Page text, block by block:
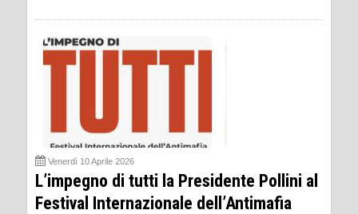
Venerdì 10 Aprile 2026
L’impegno di tutti la Presidente Pollini al
Festival Internazionale dell’Antimafia